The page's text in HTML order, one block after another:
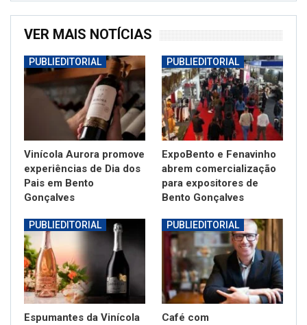
VER MAIS NOTÍCIAS
PUBLIEDITORIAL
Vinícola Aurora promove
experiências de Dia dos
Pais em Bento
Gonçalves
PUBLIEDITORIAL
ExpoBento e Fenavinho
abrem comercialização
para expositores de
Bento Gonçalves
PUBLIEDITORIAL
Espumantes da Vinícola
PUBLIEDITORIAL
Café com